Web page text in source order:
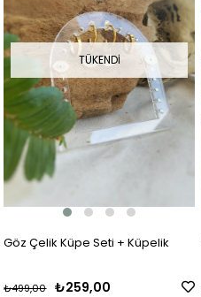
TÜKENDI
Göz Çelik Küpe Seti + Küpelik
₺259,00
₺499,00